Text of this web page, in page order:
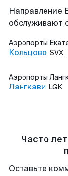
Направление
обслуживают
Аэропорты
Кольцово SVX
Аэропорты
Лангкави LGK
Часто
Оставьте